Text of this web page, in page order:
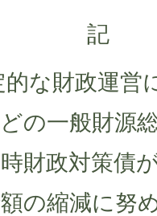
記
な財政運営
の一般財源
財政対策債
の縮減に努